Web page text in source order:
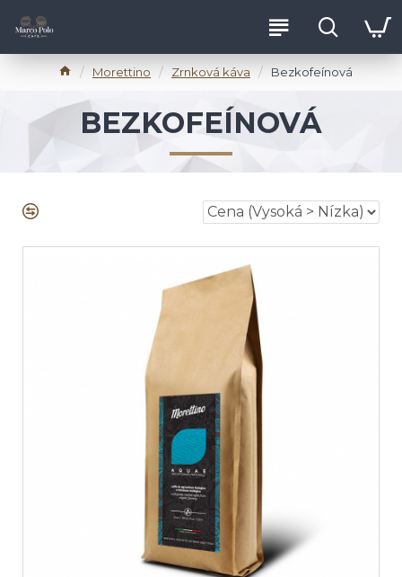
Morettino Zrnková káva Bezkofeínová
BEZKOFEÍNOVÁ